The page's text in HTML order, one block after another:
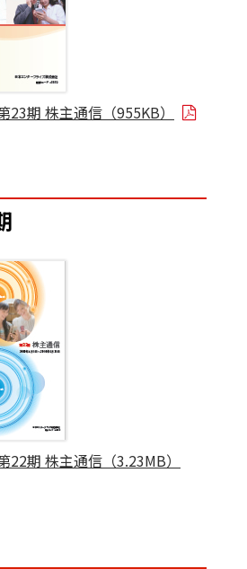
23期 株主通信（955KB）
22期 株主通信（3.23MB）